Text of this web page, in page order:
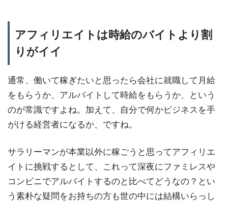
アフィリエイトは時給のバイトより割
りがイイ
通常、働いて稼ぎたいと思ったら会社に就職して月給
をもらうか、アルバイトして時給をもらうか、という
のが常識ですよね。加えて、自分で何かビジネスを手
がける経営者になるか、ですね。
サラリーマンが本業以外に稼ごうと思ってアフィリエ
イトに挑戦するとして、これって深夜にファミレスや
コンビニでアルバイトするのと比べてどうなの？とい
う素朴な疑問をお持ちの方も世の中には結構いらっし